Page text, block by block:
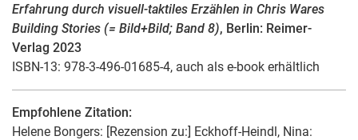
Erfahrung durch visuell-taktiles Erzählen in Chris Wares
Building Stories (= Bild+Bild; Band 8), Berlin: Reimer-
Verlag 2023
ISBN-13: 978-3-496-01685-4, auch als e-book erhältlich
Empfohlene Zitation:
Helene Bongers: [Rezension zu:] Eckhoff-Heindl, Nina: